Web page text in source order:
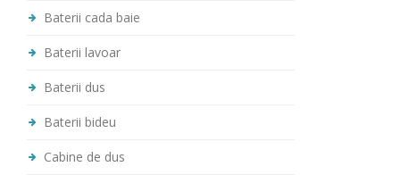
Baterii cada baie
Baterii lavoar
Baterii dus
Baterii bideu
Cabine de dus